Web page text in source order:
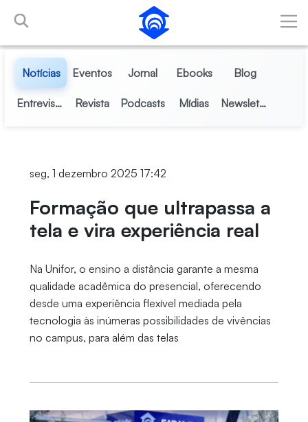
Pular para o Conteúdo principal
Notícias Eventos Jornal Ebooks Blog
Entrevistas Revista Podcasts Mídias Newsletter
seg, 1 dezembro 2025 17:42
Formação que ultrapassa a
tela e vira experiência real
Na Unifor, o ensino a distância garante a mesma
qualidade acadêmica do presencial, oferecendo
desde uma experiência flexível mediada pela
tecnologia às inúmeras possibilidades de vivências
no campus, para além das telas